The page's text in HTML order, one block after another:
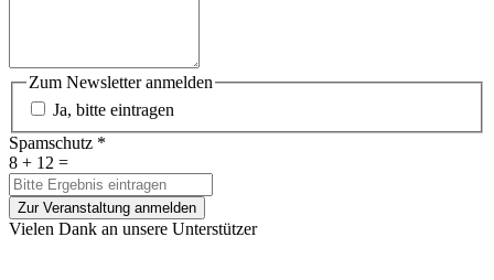
Zum Newsletter anmelden
Ja, bitte eintragen
Spamschutz *
8 + 12 =
Zur Veranstaltung anmelden
Vielen Dank an unsere Unterstützer